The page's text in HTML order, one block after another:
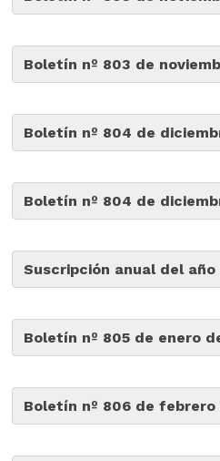
Boletín nº 803 de
Boletín nº 804 de
Boletín nº 804 de
Suscripción anual del año
Boletín nº 805 de enero
Boletín nº 806 de febrero